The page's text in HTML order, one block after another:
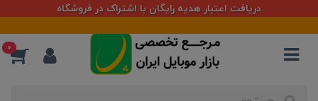
دریافت اعتبار هدیه رایگان با اشتراک در فروشگاه
0